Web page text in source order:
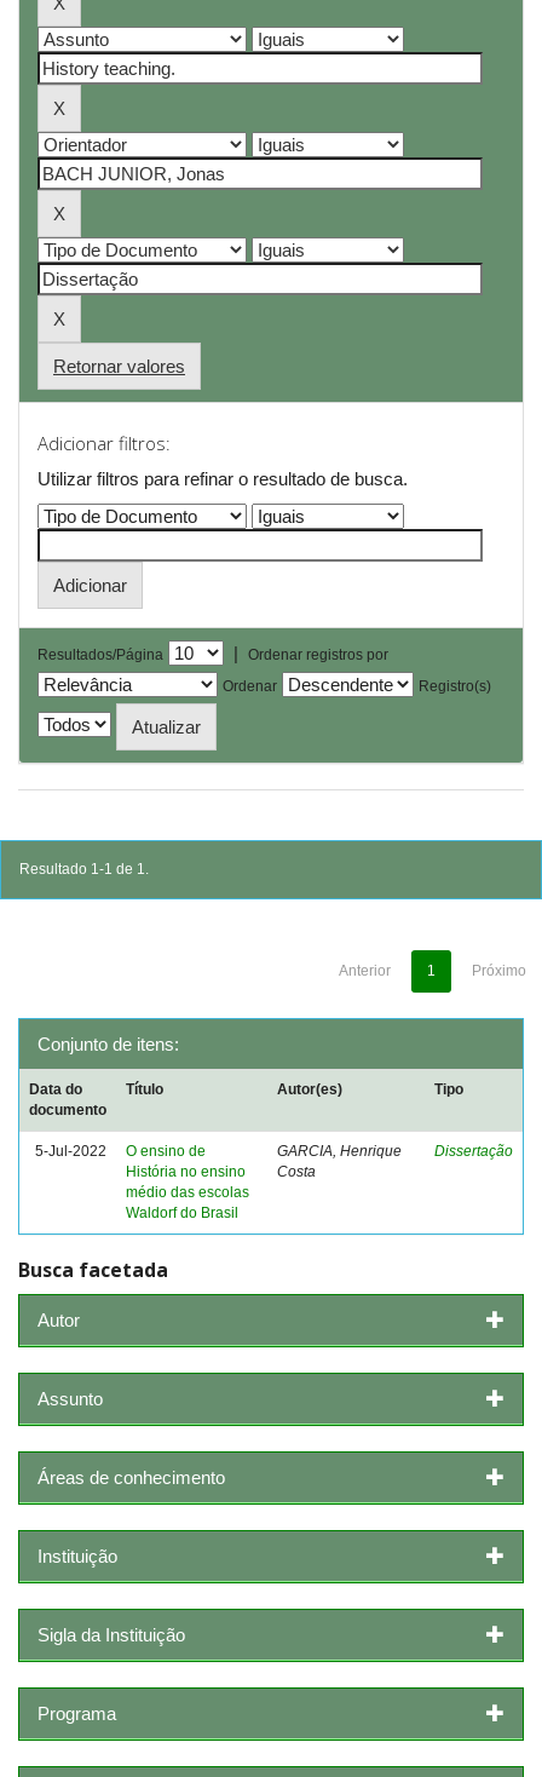
Retornar valores
Adicionar filtros:
Utilizar filtros para refinar o resultado de busca.
Resultados/Página |
Ordenar registros por
Ordenar
Registro(s)
Resultado 1-1 de 1.
Anterior 1 Próximo
Conjunto de itens:
Data do
documento
Título Autor(es) Tipo
5-Jul-2022
O ensino de
História no ensino
médio das escolas
Waldorf do Brasil
GARCIA, Henrique
Costa
Dissertação
Busca facetada
Autor
Assunto
Áreas de conhecimento
Instituição
Sigla da Instituição
Programa